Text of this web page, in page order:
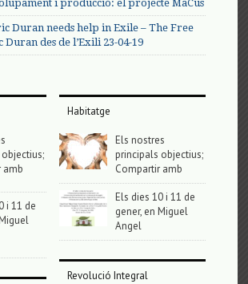
i producció: el projecte MaCus
Duran needs help in Exile – The Free
Duran des de l’Exili 23-04-19
amb
i 11 de
Habitatge
Els nostres
principals objectius;
Compartir amb
Els dies 10 i 11 de
gener, en Miguel
Angel
Revolució Integral